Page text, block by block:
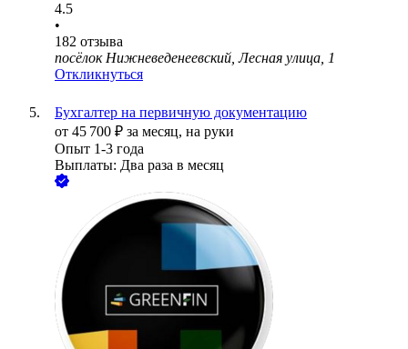
4.5
•
182 отзыва
посёлок Нижневеденеевский, Лесная улица, 1
Откликнуться
Бухгалтер на первичную документацию
от 45 700 ₽ за месяц, на руки
Опыт 1-3 года
Выплаты: Два раза в месяц